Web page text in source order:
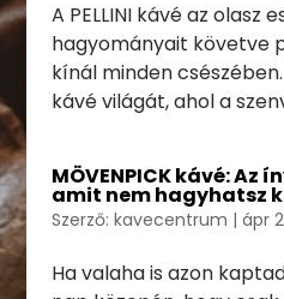
A PELLINI kávé az olasz
hagyományait követve
kínál minden
kávé világát, ahol a
MÖVENPICK kávé: Az
amit nem hagyhatsz
Szerző: kavecentrum | ápr
Ha valaha is azon